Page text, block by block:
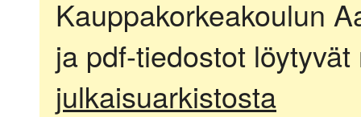
Kauppakorkeakoulun
ja pdf-tiedostot
julkaisuarkistosta